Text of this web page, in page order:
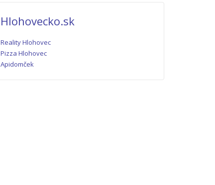
Hlohovecko.sk
Reality Hlohovec
Pizza Hlohovec
Apidomček